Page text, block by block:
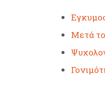
Μετά